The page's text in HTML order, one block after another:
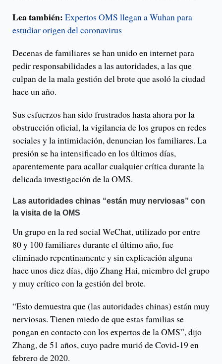
Lea también: Expertos OMS llegan a Wuhan para
estudiar origen del coronavirus
Decenas de familiares se han unido en internet para
pedir responsabilidades a las autoridades, a las que
culpan de la mala gestión del brote que asoló la ciudad
hace un año.
Sus esfuerzos han sido frustrados hasta ahora por la
obstrucción oficial, la vigilancia de los grupos en redes
sociales y la intimidación, denuncian los familiares. La
presión se ha intensificado en los últimos días,
aparentemente para acallar cualquier crítica durante la
delicada investigación de la OMS.
Las autoridades chinas “están muy nerviosas” con
la visita de la OMS
Un grupo en la red social WeChat, utilizado por entre
80 y 100 familiares durante el último año, fue
eliminado repentinamente y sin explicación alguna
hace unos diez días, dijo Zhang Hai, miembro del grupo
y muy crítico con la gestión del brote.
“Esto demuestra que (las autoridades chinas) están muy
nerviosas. Tienen miedo de que estas familias se
pongan en contacto con los expertos de la OMS”, dijo
Zhang, de 51 años, cuyo padre murió de Covid-19 en
febrero de 2020.